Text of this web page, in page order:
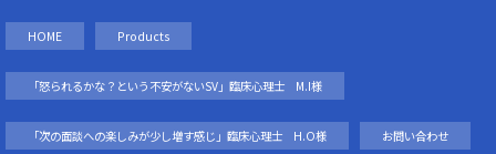
HOME Products
「怒られるかな？という不安がないSV」臨床心理士 M.I様
「次の面談への楽しみが少し増す感じ」臨床心理士 H.O様 お問い合わせ